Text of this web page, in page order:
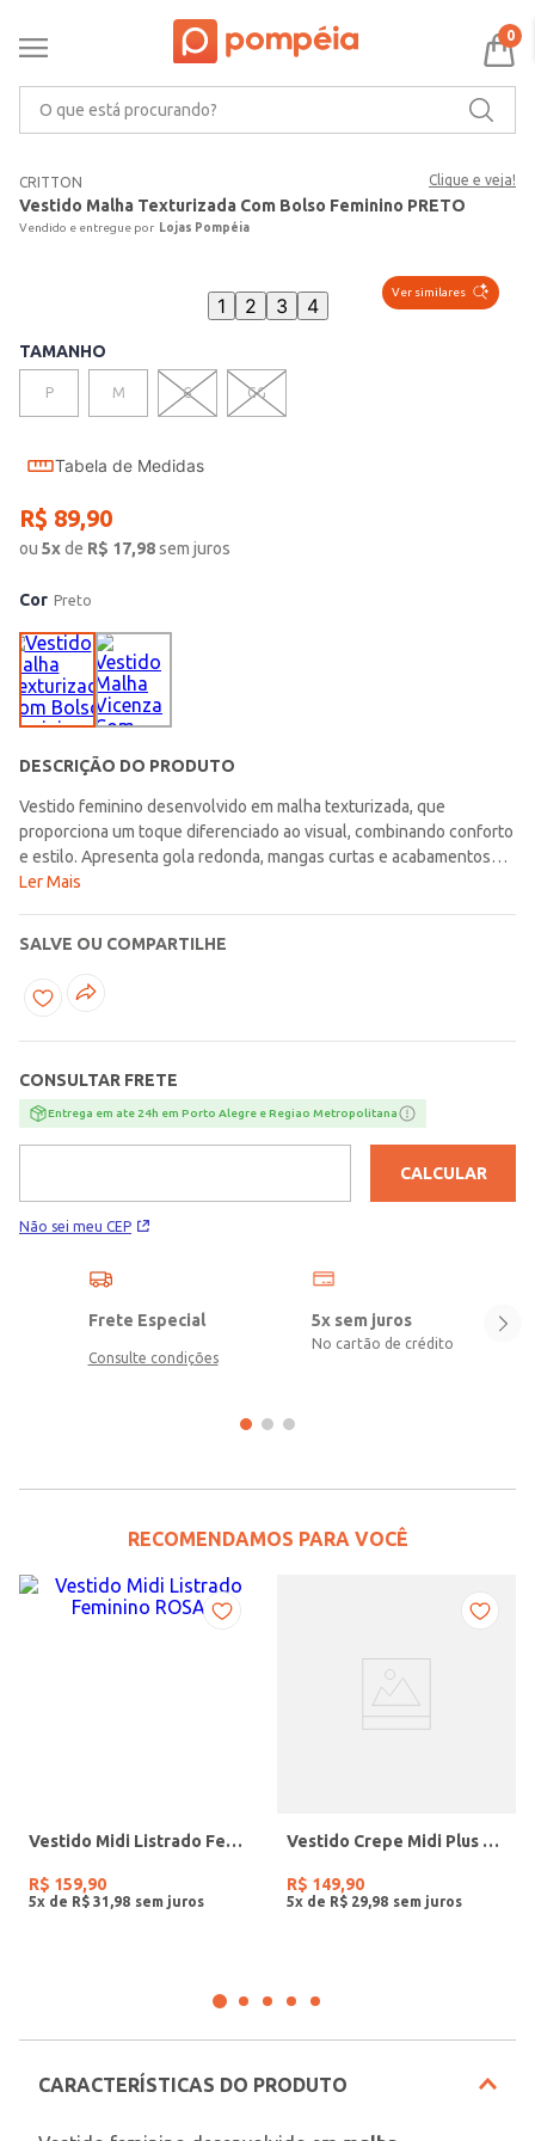
0
CRITTON Clique e veja!
Vestido Malha Texturizada Com Bolso Feminino PRETO
Lojas Pompéia
Ver similares
1 2 3 4
TAMANHO
P M G GG
Tabela de Medidas
R$ 89,90
ou 5xde R$ 17,98sem juros
Cor Preto
DESCRIÇÃO DO PRODUTO
Vestido feminino desenvolvido em malha texturizada, que
proporciona um toque diferenciado ao visual, combinando conforto
e estilo. Apresenta gola redonda, mangas curtas e acabamentos
simples. Possui comprimento curto e bolsos frontais funcionais. A
viscose, 02% elastano
Ler Mais
SALVE OU COMPARTILHE
CONSULTAR FRETE
Entrega em ate 24h em Porto Alegre e Regiao Metropolitana
Não sei meu CEP
CALCULAR
Frete Especial
Consulte condições
5x sem juros
No cartão de crédito
RECOMENDAMOS PARA VOCÊ
Vestido Midi Listrado Feminino ROSA
R$ 159,90
5x de R$ 31 98
Vestido Crepe Midi Plus Size Feminino CARAMELO
R$ 149,90
5x de R$ 29 98
CARACTERÍSTICAS DO PRODUTO